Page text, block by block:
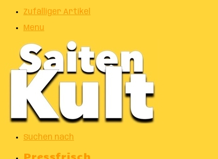
Zufälliger Artikel
Menu
Suchen nach
Pressfrisch